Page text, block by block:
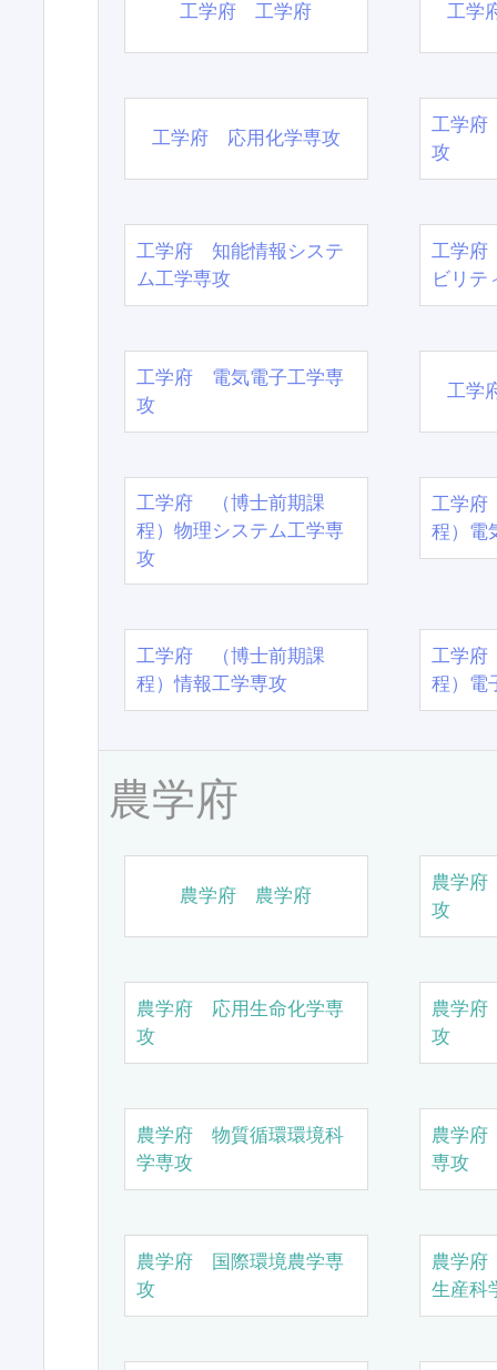
工学府 工学府 工学
工学府 応用化学専攻
工学府
攻
工学府 知能情報システ
ム工学専攻
工学府
ビリテ
工学府 電気電子工学専
攻
工学
工学府 （博士前期課
程）物理システム工学専
攻
工学
程）電
工学府 （博士前期課
程）情報工学専攻
工学
程）電
農学府
農学府 農学府
農学
攻
農学府 応用生命化学専
攻
農学
攻
農学府 物質循環環境科
学専攻
農学
専攻
農学府 国際環境農学専
攻
農学
生産科